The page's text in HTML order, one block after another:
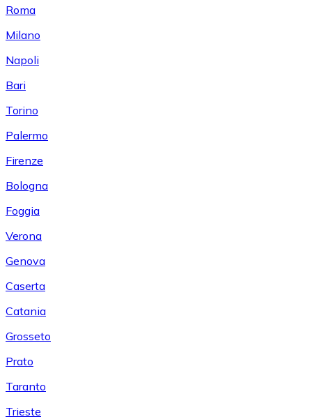
Roma
Milano
Napoli
Bari
Torino
Palermo
Firenze
Bologna
Foggia
Verona
Genova
Caserta
Catania
Grosseto
Prato
Taranto
Trieste